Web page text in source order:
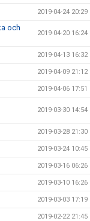
2019-04-24 20:29
och
2019-04-20 16:24
2019-04-13 16:32
2019-04-09 21:12
2019-04-06 17:51
2019-03-30 14:54
2019-03-28 21:30
2019-03-24 10:45
2019-03-16 06:26
2019-03-10 16:26
2019-03-03 17:19
2019-02-22 21:45